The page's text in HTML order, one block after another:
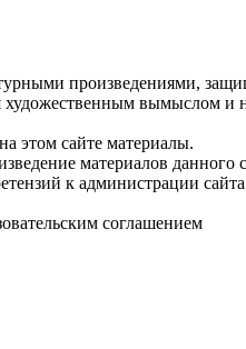
произведениями,
вымыслом
этом сайте материалы.
материалов
к администрации
соглашением